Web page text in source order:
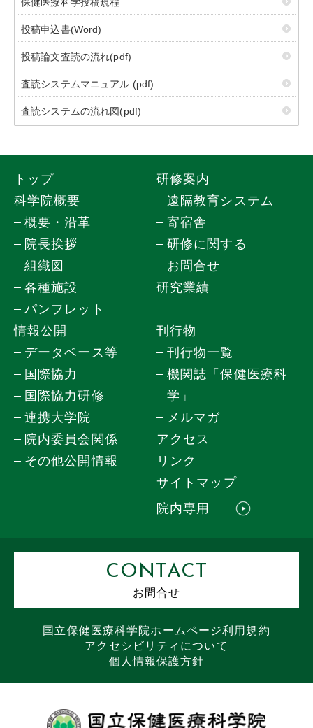
投稿申込書(Word)
投稿論文査読の流れ(pdf)
査読システムマニュアル (pdf)
査読システムの流れ図(pdf)
トップ
科学院概要
概要・沿革
院長挨拶
組織図
各種施設
パンフレット
研修案内
遠隔教育システム
寄宿舎
研修に関する
お問合せ
研究業績
情報公開
データベース等
国際協力
国際協力研修
連携大学院
院内委員会関係
その他公開情報
刊行物
刊行物一覧
機関誌「保健医療科
学」
メルマガ
アクセス
リンク
サイトマップ
院内専用
CONTACT
お問合せ
国立保健医療科学院ホームページ利用規約
アクセシビリティについて
個人情報保護方針